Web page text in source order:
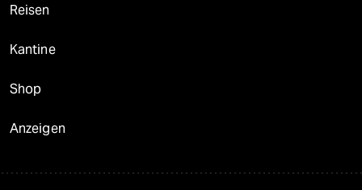
Reisen
Kantine
Shop
Anzeigen